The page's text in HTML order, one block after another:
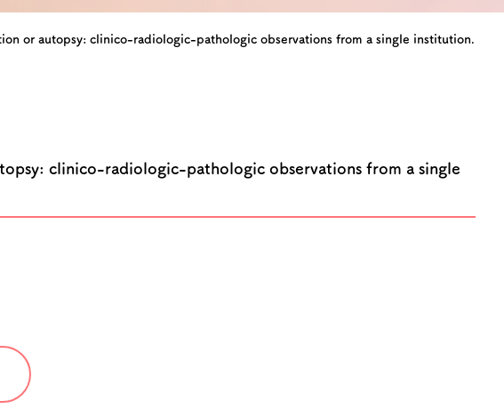
or autopsy: clinico-radiologic-pathologic observations from a single institution.
clinico-radiologic-pathologic observations from a single